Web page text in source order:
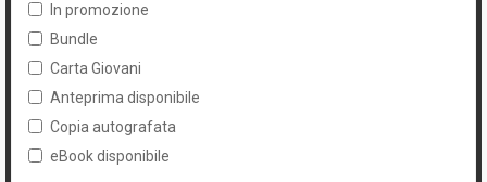
In promozione
Bundle
Carta Giovani
Anteprima disponibile
Copia autografata
eBook disponibile